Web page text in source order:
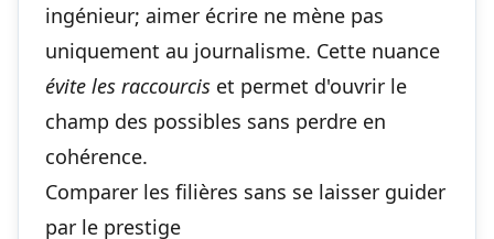
ingénieur; aimer écrire ne mène pas
uniquement au journalisme. Cette nuance
évite les raccourcis et permet d'ouvrir le
champ des possibles sans perdre en
cohérence.
Comparer les filières sans se laisser guider
par le prestige